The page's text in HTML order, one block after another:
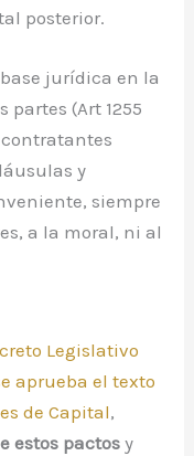
posterior.
jurídica en la
(Art 1255
contratantes
y
siempre
a la moral, ni al
Legislativo
aprueba el texto
de Capital,
estos pactos y